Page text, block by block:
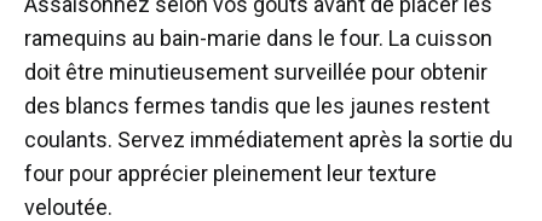
ramequins au bain-marie dans le four. La cuisson
doit être minutieusement surveillée pour obtenir
des blancs fermes tandis que les jaunes restent
coulants. Servez immédiatement après la sortie du
four pour apprécier pleinement leur texture
veloutée.